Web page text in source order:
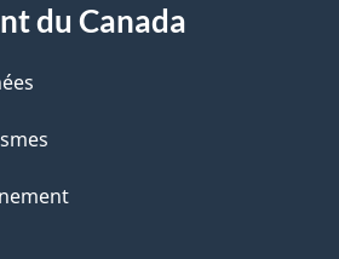
du Canada